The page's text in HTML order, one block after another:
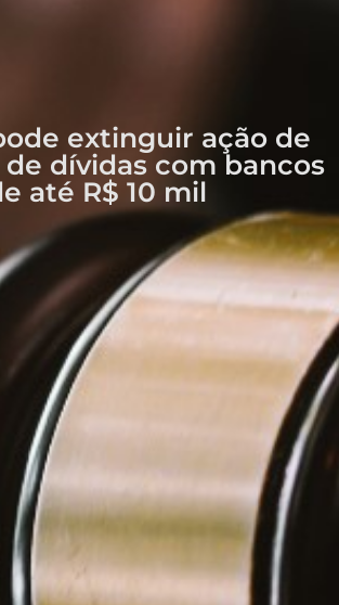
extinguir ação de
dívidas com bancos
até R$ 10 mil